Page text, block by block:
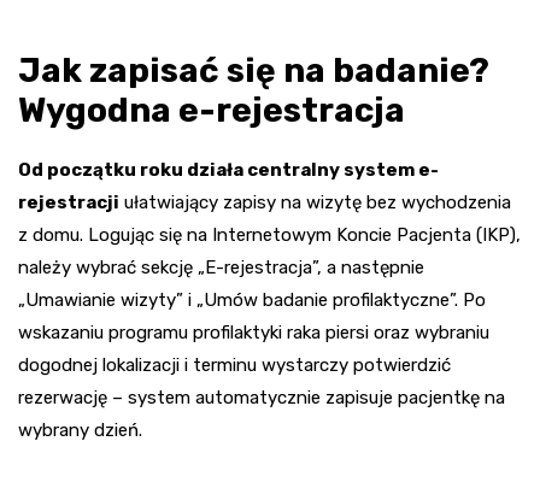
Jak zapisać się na badanie?
Wygodna e-rejestracja
Od początku roku działa centralny system e-
rejestracji ułatwiający zapisy na wizytę bez wychodzenia
z domu. Logując się na Internetowym Koncie Pacjenta (IKP),
należy wybrać sekcję „E-rejestracja”, a następnie
„Umawianie wizyty” i „Umów badanie profilaktyczne”. Po
wskazaniu programu profilaktyki raka piersi oraz wybraniu
dogodnej lokalizacji i terminu wystarczy potwierdzić
rezerwację – system automatycznie zapisuje pacjentkę na
wybrany dzień.